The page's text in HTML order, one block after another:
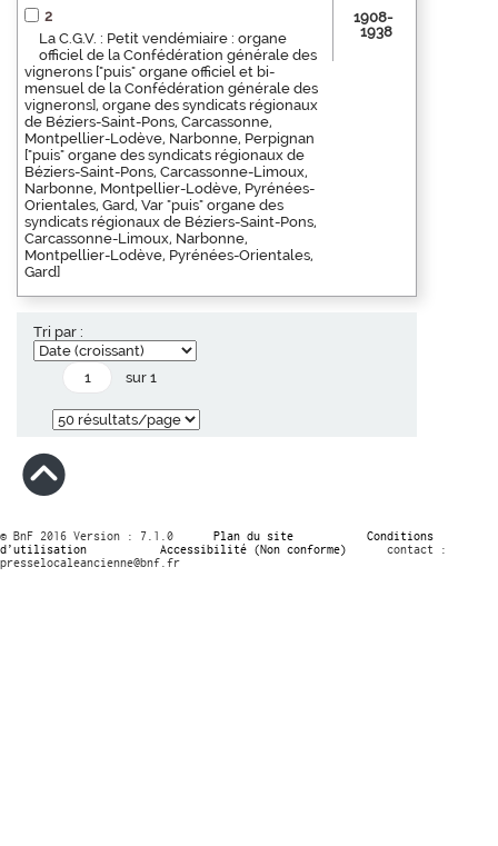
2
La C.G.V. : Petit vendémiaire : organe
officiel de la Confédération générale des
vignerons ["puis" organe officiel et bi-
mensuel de la Confédération générale des
vignerons], organe des syndicats régionaux
de Béziers-Saint-Pons, Carcassonne,
Montpellier-Lodève, Narbonne, Perpignan
["puis" organe des syndicats régionaux de
Béziers-Saint-Pons, Carcassonne-Limoux,
Narbonne, Montpellier-Lodève, Pyrénées-
Orientales, Gard, Var "puis" organe des
syndicats régionaux de Béziers-Saint-Pons,
Carcassonne-Limoux, Narbonne,
Montpellier-Lodève, Pyrénées-Orientales,
Gard]
1908-
1938
Tri par :
sur 1
© BnF 2016 Version : 7.1.0 Plan du site
Conditions
d’utilisation
Accessibilité (Non conforme)
contact :
presselocaleancienne@bnf.fr